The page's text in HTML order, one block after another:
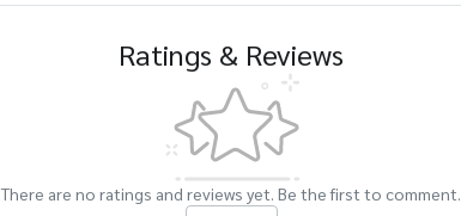
Ratings & Reviews
There are no ratings and reviews yet. Be the first to comment.